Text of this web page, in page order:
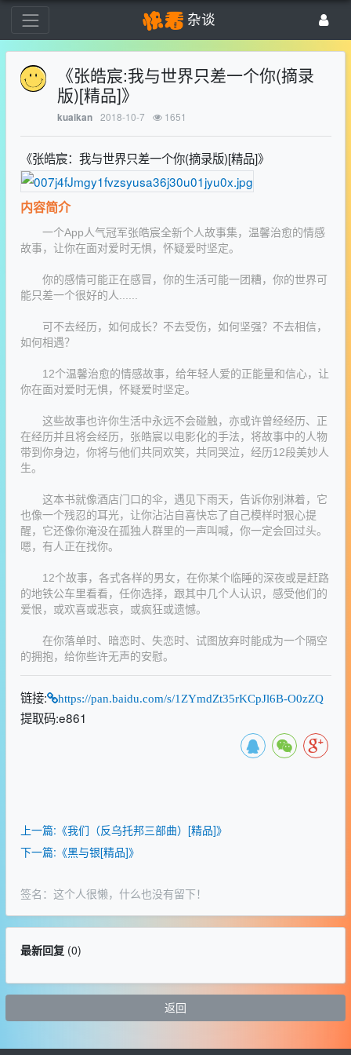
杂谈
《张皓宸:我与世界只差一个你(摘录
版)[精品]》
kuaikan 2018-10-7 1651
《张皓宸：我与世界只差一个你(摘录版)[精品]》
内容简介
一个App人气冠军张皓宸全新个人故事集，温馨治愈的情感
故事，让你在面对爱时无惧，怀疑爱时坚定。
你的感情可能正在感冒，你的生活可能一团糟，你的世界可
能只差一个很好的人......
可不去经历，如何成长？不去受伤，如何坚强？不去相信，
如何相遇？
12个温馨治愈的情感故事，给年轻人爱的正能量和信心，让
你在面对爱时无惧，怀疑爱时坚定。
这些故事也许你生活中永远不会碰触，亦或许曾经经历、正
在经历并且将会经历，张皓宸以电影化的手法，将故事中的人物
带到你身边，你将与他们共同欢笑，共同哭泣，经历12段美妙人
生。
这本书就像酒店门口的伞，遇见下雨天，告诉你别淋着，它
也像一个残忍的耳光，让你沾沾自喜快忘了自己模样时狠心提
醒，它还像你淹没在孤独人群里的一声叫喊，你一定会回过头。
嗯，有人正在找你。
12个故事，各式各样的男女，在你某个临睡的深夜或是赶路
的地铁公车里看看，任你选择，跟其中几个人认识，感受他们的
爱恨，或欢喜或悲哀，或疯狂或遗憾。
在你落单时、暗恋时、失恋时、试图放弃时能成为一个隔空
的拥抱，给你些许无声的安慰。
链接: https://pan.baidu.com/s/1ZYmdZt35rKCpJl6B-O0zZQ
提取码:e861
上一篇:《我们（反乌托邦三部曲）[精品]》
下一篇:《黑与银[精品]》
签名：这个人很懒，什么也没有留下！
最新回复(0)
返回